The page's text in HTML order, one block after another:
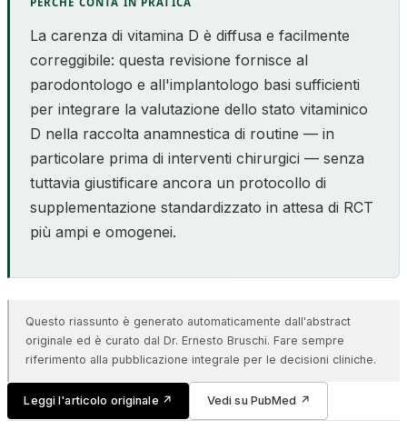
La carenza di vitamina D è diffusa e facilmente
correggibile: questa revisione fornisce al
parodontologo e all'implantologo basi sufficienti
per integrare la valutazione dello stato vitaminico
D nella raccolta anamnestica di routine — in
particolare prima di interventi chirurgici — senza
tuttavia giustificare ancora un protocollo di
supplementazione standardizzato in attesa di RCT
più ampi e omogenei.
Questo riassunto è generato automaticamente dall'abstract
originale ed è curato dal Dr. Ernesto Bruschi. Fare sempre
riferimento alla pubblicazione integrale per le decisioni cliniche.
Leggi l'articolo originale ↗ Vedi su PubMed ↗